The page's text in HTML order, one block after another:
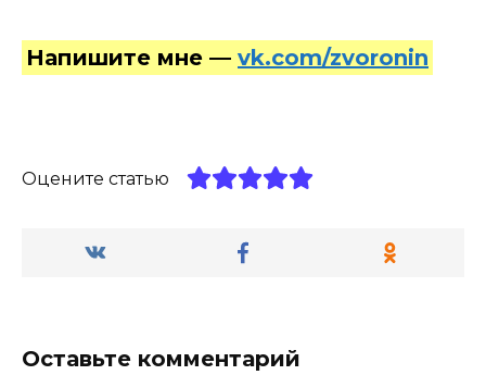
Напишите мне — vk.com/zvoronin
Оцените статью
Оставьте комментарий